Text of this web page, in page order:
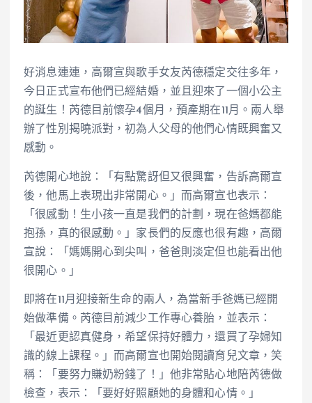
好消息連連，高爾宣與歌手女友芮德穩定交往多年，
今日正式宣布他們已經結婚，並且迎來了一個小公主
的誕生！芮德目前懷孕4個月，預產期在11月。兩人舉
辦了性別揭曉派對，初為人父母的他們心情既興奮又
感動。
芮德開心地說：「有點驚訝但又很興奮，告訴高爾宣
後，他馬上表現出非常開心。」而高爾宣也表示：
「很感動！生小孩一直是我們的計劃，現在爸媽都能
抱孫，真的很感動。」家長們的反應也很有趣，高爾
宣說：「媽媽開心到尖叫，爸爸則淡定但也能看出他
很開心。」
即將在11月迎接新生命的兩人，為當新手爸媽已經開
始做準備。芮德目前減少工作專心養胎，並表示：
「最近更認真健身，希望保持好體力，還買了孕婦知
識的線上課程。」而高爾宣也開始閱讀育兒文章，笑
稱：「要努力賺奶粉錢了！」他非常貼心地陪芮德做
檢查，表示：「要好好照顧她的身體和心情。」